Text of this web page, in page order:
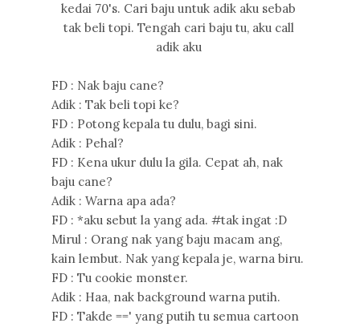
kedai 70's. Cari baju untuk adik aku sebab
tak beli topi. Tengah cari baju tu, aku call
adik aku
FD : Nak baju cane?
Adik : Tak beli topi ke?
FD : Potong kepala tu dulu, bagi sini.
Adik : Pehal?
FD : Kena ukur dulu la gila. Cepat ah, nak
baju cane?
Adik : Warna apa ada?
FD : *aku sebut la yang ada. #tak ingat :D
Mirul : Orang nak yang baju macam ang,
kain lembut. Nak yang kepala je, warna biru.
FD : Tu cookie monster.
Adik : Haa, nak background warna putih.
FD : Takde ==' yang putih tu semua cartoon